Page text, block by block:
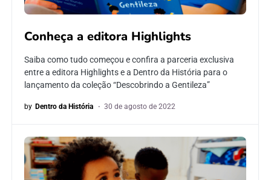
Conheça a editora Highlights
Saiba como tudo começou e confira a parceria exclusiva
entre a editora Highlights e a Dentro da História para o
lançamento da coleção “Descobrindo a Gentileza”
by Dentro da História 30 de agosto de 2022